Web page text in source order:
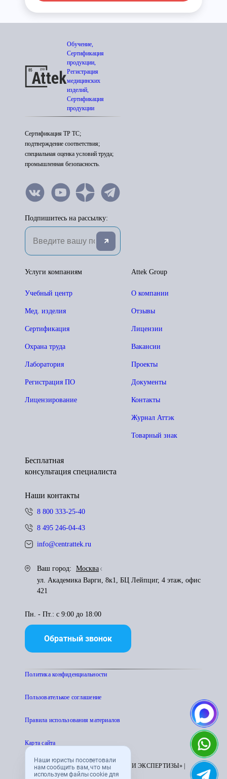
Наши юристы посоветовали
нам сообщить вам, что мы
используем файлы cookie для
Обучение,
Сертификация
продукции,
Регистрация
медицинских
изделий,
Сертификация
продукции
Сертификация ТР ТС;
подтверждение соответствия;
специальная оценка условий труда;
промышленная безопасность.
Подпишитесь на рассылку:
Attek Group
О компании
Отзывы
Лицензии
Вакансии
Проекты
Документы
Контакты
Журнал Аттэк
Товарный знак
Услуги компаниям
Учебный центр
Мед. изделия
Сертификация
Охрана труда
Лаборатория
Регистрация ПО
Лицензирование
Бесплатная
консультация специалиста
Наши контакты
8 800 333-25-40
8 495 246-04-43
info@centrattek.ru
Ваш город:
Москва
ул. Академика Варги, 8к1, БЦ Лейпциг, 4 этаж, офис
421
Пн. - Пт.: с 9:00 до 18:00
Обратный звонок
Политика конфиденциальности
Пользователькое соглашение
Правила использования материалов
Карта сайта
© 1995 - 2026 «ЦЕНТР АТТЕСТАЦИИ И ЭКСПЕРТИЗЫ» |
CENTRATTEK.RU